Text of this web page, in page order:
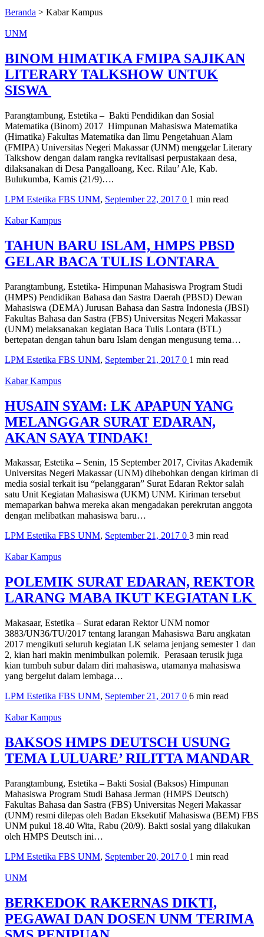
Beranda > Kabar Kampus
UNM
BINOM HIMATIKA FMIPA SAJIKAN
LITERARY TALKSHOW UNTUK
SISWA
Parangtambung, Estetika – Bakti Pendidikan dan Sosial
Matematika (Binom) 2017 Himpunan Mahasiswa Matematika
(Himatika) Fakultas Matematika dan Ilmu Pengetahuan Alam
(FMIPA) Universitas Negeri Makassar (UNM) menggelar Literary
Talkshow dengan dalam rangka revitalisasi perpustakaan desa,
dilaksanakan di Desa Pangalloang, Kec. Rilau’ Ale, Kab.
Bulukumba, Kamis (21/9)….
LPM Estetika FBS UNM, September 22, 2017 0 1 min read
Kabar Kampus
TAHUN BARU ISLAM, HMPS PBSD
GELAR BACA TULIS LONTARA
Parangtambung, Estetika- Himpunan Mahasiswa Program Studi
(HMPS) Pendidikan Bahasa dan Sastra Daerah (PBSD) Dewan
Mahasiswa (DEMA) Jurusan Bahasa dan Sastra Indonesia (JBSI)
Fakultas Bahasa dan Sastra (FBS) Universitas Negeri Makassar
(UNM) melaksanakan kegiatan Baca Tulis Lontara (BTL)
bertepatan dengan tahun baru Islam dengan mengusung tema…
LPM Estetika FBS UNM, September 21, 2017 0 1 min read
Kabar Kampus
HUSAIN SYAM: LK APAPUN YANG
MELANGGAR SURAT EDARAN,
AKAN SAYA TINDAK!
Makassar, Estetika – Senin, 15 September 2017, Civitas Akademik
Universitas Negeri Makassar (UNM) dihebohkan dengan kiriman di
media sosial terkait isu “pelanggaran” Surat Edaran Rektor salah
satu Unit Kegiatan Mahasiswa (UKM) UNM. Kiriman tersebut
memaparkan bahwa mereka akan mengadakan perekrutan anggota
dengan melibatkan mahasiswa baru…
LPM Estetika FBS UNM, September 21, 2017 0 3 min read
Kabar Kampus
POLEMIK SURAT EDARAN, REKTOR
LARANG MABA IKUT KEGIATAN LK
Makasaar, Estetika – Surat edaran Rektor UNM nomor
3883/UN36/TU/2017 tentang larangan Mahasiswa Baru angkatan
2017 mengikuti seluruh kegiatan LK selama jenjang semester 1 dan
2, kian hari makin menimbulkan polemik. Perasaan terusik juga
kian tumbuh subur dalam diri mahasiswa, utamanya mahasiswa
yang bergelut dalam lembaga…
LPM Estetika FBS UNM, September 21, 2017 0 6 min read
Kabar Kampus
BAKSOS HMPS DEUTSCH USUNG
TEMA LULUARE’ RILITTA MANDAR
Parangtambung, Estetika – Bakti Sosial (Baksos) Himpunan
Mahasiswa Program Studi Bahasa Jerman (HMPS Deutsch)
Fakultas Bahasa dan Sastra (FBS) Universitas Negeri Makassar
(UNM) resmi dilepas oleh Badan Eksekutif Mahasiswa (BEM) FBS
UNM pukul 18.40 Wita, Rabu (20/9). Bakti sosial yang dilakukan
oleh HMPS Deutsch ini…
LPM Estetika FBS UNM, September 20, 2017 0 1 min read
UNM
BERKEDOK RAKERNAS DIKTI,
PEGAWAI DAN DOSEN UNM TERIMA